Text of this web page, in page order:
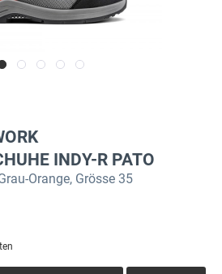
INDY-R PATO
Orange, Grösse 35